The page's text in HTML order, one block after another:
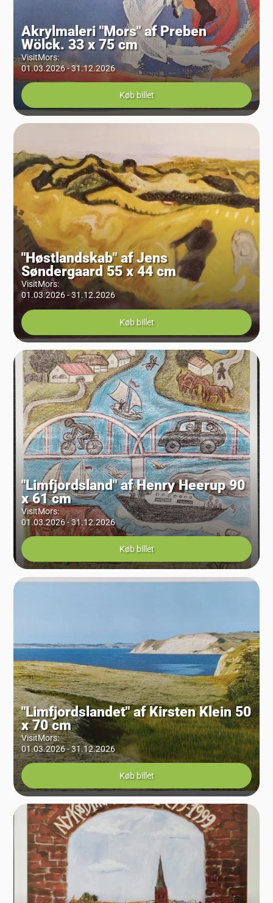
Akrylmaleri "Mors" af Preben
Wölck. 33 x 75 cm
VisitMors:
01.03.2026 - 31.12.2026
Køb billet
"Høstlandskab" af Jens
Søndergaard 55 x 44 cm
VisitMors:
01.03.2026 - 31.12.2026
Køb billet
"Limfjordsland" af Henry Heerup 90
x 61 cm
VisitMors:
01.03.2026 - 31.12.2026
Køb billet
"Limfjordslandet" af Kirsten Klein 50
x 70 cm
VisitMors:
01.03.2026 - 31.12.2026
Køb billet